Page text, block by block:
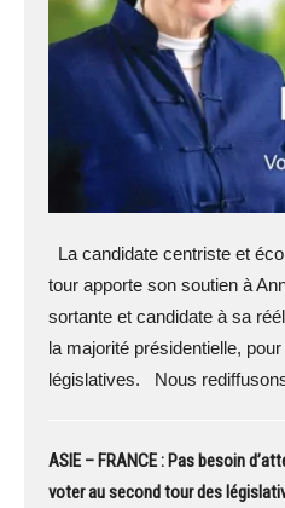
La candidate centriste et
tour apporte son soutien à
sortante et candidate à sa
la majorité présidentielle,
législatives. Nous
ASIE – FRANCE : Pas besoin
voter au second tour des